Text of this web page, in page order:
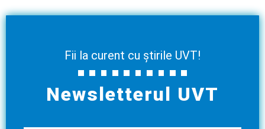
Fii la curent cu știrile UVT!
Newsletterul UVT